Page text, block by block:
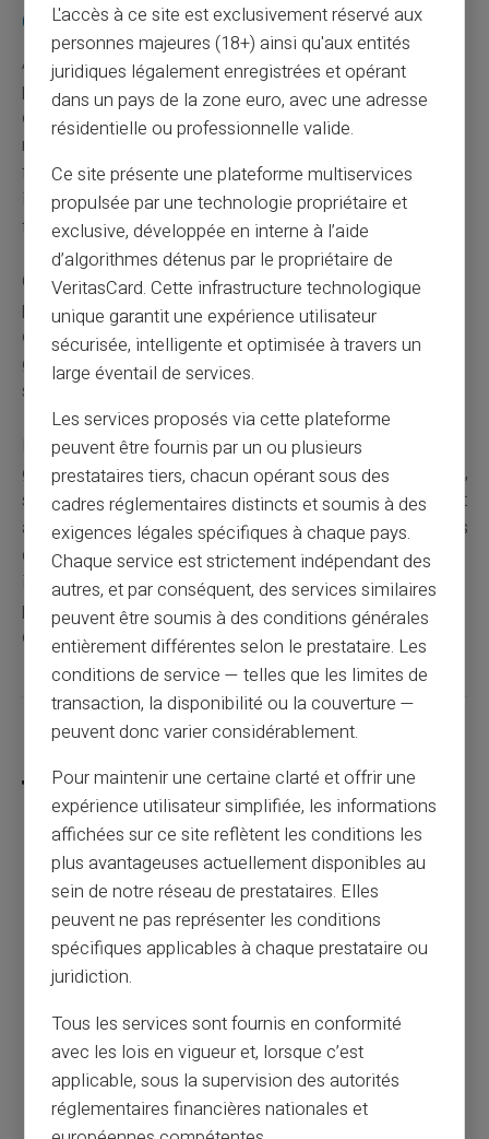
Commodité et simplicité
Au-delà de la souplesse administrative, les cartes
prépayées offrent une utilisation des plus pratiques au
quotidien. Pas besoin de mémoriser un tas de codes ou
mot de passe associés à divers comptes bancaires. Une
fois chargée, la carte est prête à l'emploi
immédiatement. La simplicité porte ici doublement ses
fruits – moins d’oublis et plus d’efficacité.
Qu’il s’agisse de retirer de l'argent à un distributeur ou de
payer un repas entre amis, la carte bancaire sans
compte propose une solution fiable et conviviale. Le
gain de temps s'accompagne ici d'une diminution du
stress lié à la gestion des moyens de paiement.
Les cartes sans compte bancaire gagnent du terrain
grâce à leurs multiples avantages. Simplicité d’obtention,
sécurisation des achats, gestion de budget rigoureuse et
absence de conditions prohibitifs dessinent les contours
d’un outil financier pertinent et accessible. Ces solutions
innovantes permettent à chacun, quels que soient son
profil et sa situation, de profiter pleinement d’un moyen
de paiement moderne et flexible.
Partager cet article
Jusqu’à quel âge vous pouvez bénéficier
des allocations familiales ?
Article précédent
Iban : liste des pays qui l'utilisent pour faire
un virement bancaire
L'accès à ce site est exclusivement réservé aux
personnes majeures (18+) ainsi qu'aux entités
juridiques légalement enregistrées et opérant
dans un pays de la zone euro, avec une adresse
résidentielle ou professionnelle valide.
Ce site présente une plateforme multiservices
propulsée par une technologie propriétaire et
exclusive, développée en interne à l’aide
d’algorithmes détenus par le propriétaire de
VeritasCard. Cette infrastructure technologique
unique garantit une expérience utilisateur
sécurisée, intelligente et optimisée à travers un
large éventail de services.
Les services proposés via cette plateforme
peuvent être fournis par un ou plusieurs
prestataires tiers, chacun opérant sous des
cadres réglementaires distincts et soumis à des
exigences légales spécifiques à chaque pays.
Chaque service est strictement indépendant des
autres, et par conséquent, des services similaires
peuvent être soumis à des conditions générales
entièrement différentes selon le prestataire. Les
conditions de service — telles que les limites de
transaction, la disponibilité ou la couverture —
peuvent donc varier considérablement.
Pour maintenir une certaine clarté et offrir une
expérience utilisateur simplifiée, les informations
affichées sur ce site reflètent les conditions les
plus avantageuses actuellement disponibles au
sein de notre réseau de prestataires. Elles
peuvent ne pas représenter les conditions
spécifiques applicables à chaque prestataire ou
juridiction.
Tous les services sont fournis en conformité
avec les lois en vigueur et, lorsque c’est
applicable, sous la supervision des autorités
réglementaires financières nationales et